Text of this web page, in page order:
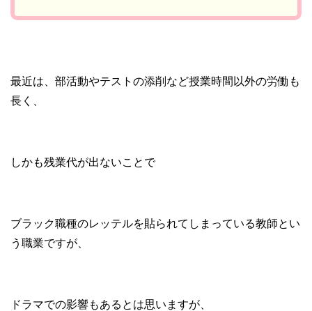
最近は、部活動やテストの添削など授業時間以外の労働も
長く、
しかも残業代が出ないことで
ブラック職種のレッテルを貼られてしまっている教師とい
う職業ですが、
ドラマでの影響もあるとは思いますが、